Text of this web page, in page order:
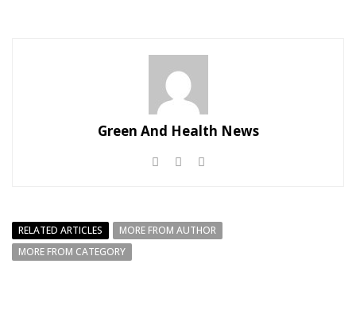
Green And Health News
RELATED ARTICLES
MORE FROM AUTHOR
MORE FROM CATEGORY